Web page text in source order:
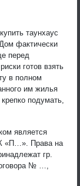
таунхаус
фактически
перед
готов взять
в полном
им жилья
подумать,
является
«П…». Права на
гр.
№ …,